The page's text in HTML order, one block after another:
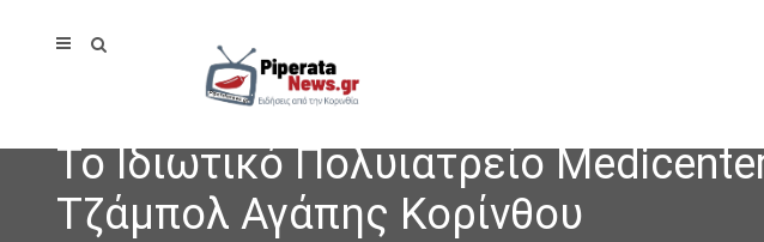
Το Ιδιωτικό Πολυιατρείο
Τζάμπολ Αγάπης Κορίνθου